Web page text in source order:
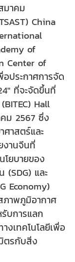
มาคม
China
of
Center of
ประกาศการจัด
ที่จะจัดขึ้นที่
Hall
ม 2567 ซึ่ง
ศาสตร์และ
งานจีนที่
ยบายของ
(SDG) และ
Economy)
าพภูมิอากาศ
บการแลก
งเทคโนโลยีเพื่อ
ตรกับสิ่ง